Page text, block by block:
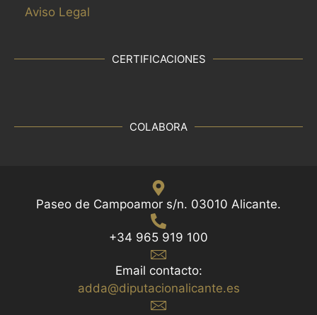
Aviso Legal
CERTIFICACIONES
COLABORA
Paseo de Campoamor s/n. 03010 Alicante.
+34 965 919 100
Email contacto:
adda@diputacionalicante.es